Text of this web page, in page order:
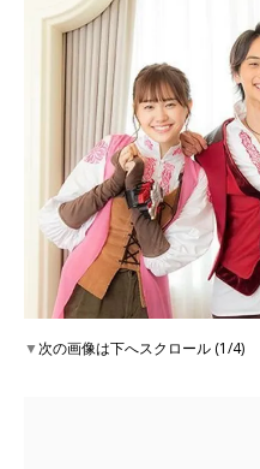
▼次の画像は下へスクロール (1/4)